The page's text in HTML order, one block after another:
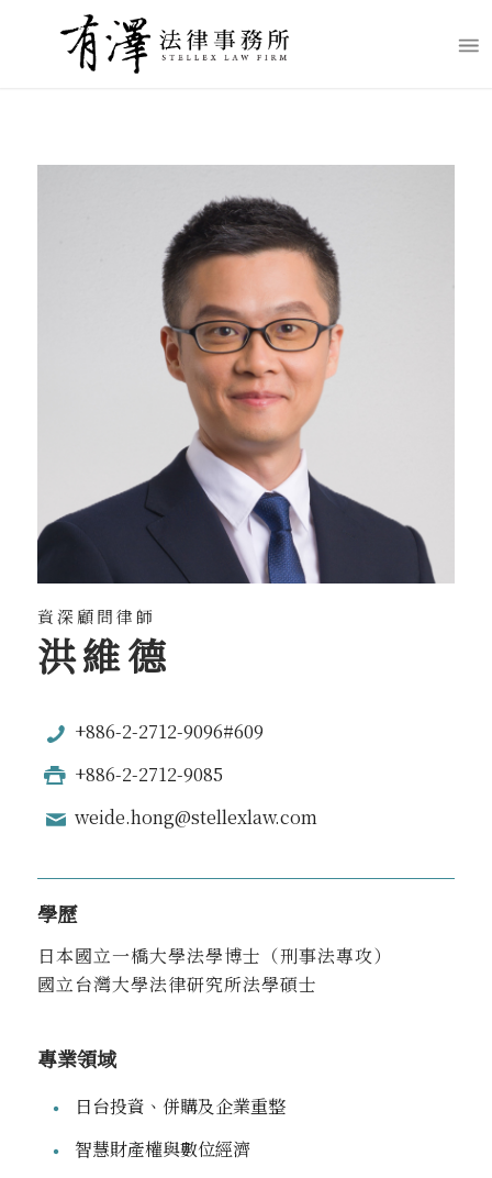
資深顧問律師
洪維德
+886-2-2712-9096#609
+886-2-2712-9085
weide.hong@stellexlaw.com
學歷
日本國立一橋大學法學博士（刑事法專攻）
國立台灣大學法律研究所法學碩士
專業領域
日台投資、併購及企業重整
智慧財產權與數位經濟